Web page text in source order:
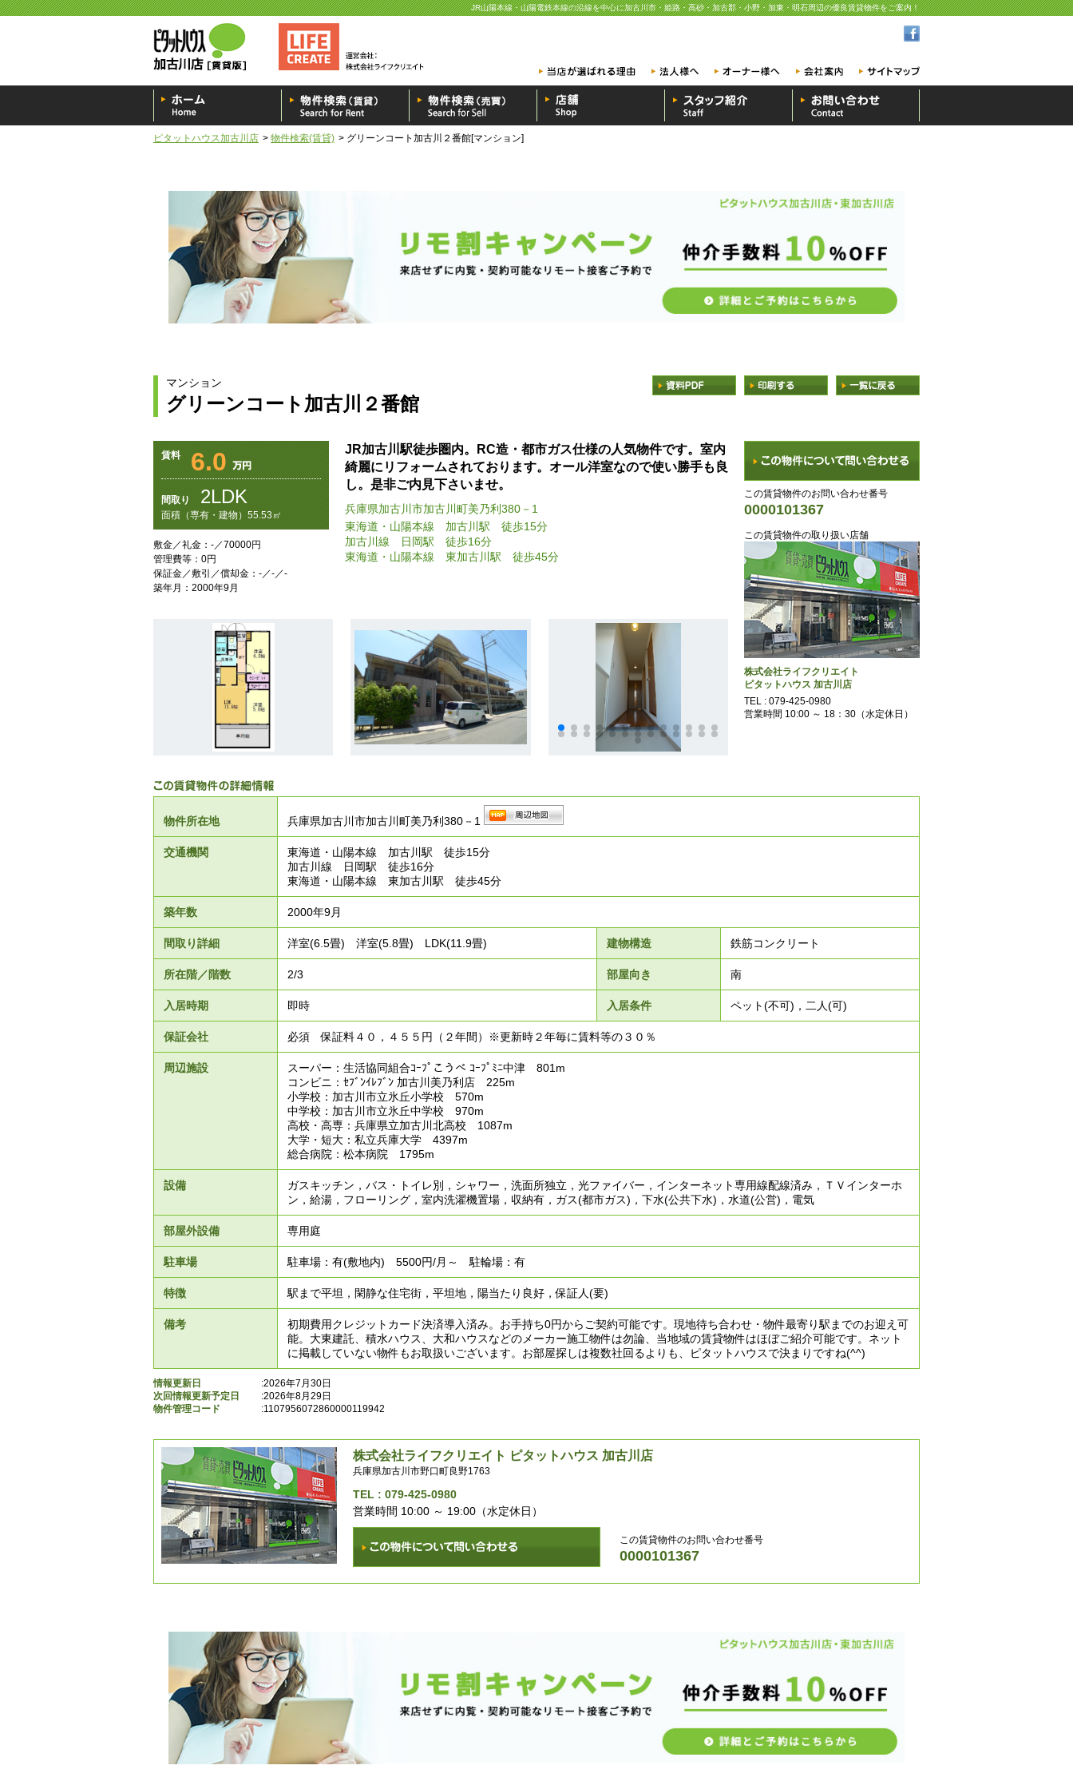
JR山陽本線・山陽電鉄本線の沿線を中心に加古川市・姫路・高砂・加古郡・小野・加東・明石周辺の優良賃貸物件をご案内！
ピタットハウス加古川店 物件検索(賃貸) グリーンコート加古川２番館[マンション]
マンション
グリーンコート加古川２番館
賃料 6.0
間取り 2LDK
面積（専有・建物）55.53㎡
敷金／礼金：-／70000円
管理費等：0円
保証金／敷引／償却金：-／-／-
築年月：2000年9月
JR加古川駅徒歩圏内。RC造・都市ガス仕様の人気物件です。室内
綺麗にリフォームされております。オール洋室なので使い勝手も良
し。是非ご内見下さいませ。
兵庫県加古川市加古川町美乃利380－1
東海道・山陽本線 加古川駅 徒歩15分
加古川線 日岡駅 徒歩16分
東海道・山陽本線 東加古川駅 徒歩45分
この賃貸物件のお問い合わせ番号
0000101367
この賃貸物件の取り扱い店舗
株式会社ライフクリエイト
ピタットハウス 加古川店
TEL : 079-425-0980
営業時間 10:00 ～ 18：30（水定休日）
物件所在地 兵庫県加古川市加古川町美乃利380－1
交通機関
東海道・山陽本線 加古川駅 徒歩15分
加古川線 日岡駅 徒歩16分
東海道・山陽本線 東加古川駅 徒歩45分
築年数 2000年9月
間取り詳細 洋室(6.5畳) 洋室(5.8畳) LDK(11.9畳) 建物構造 鉄筋コンクリート
所在階／階数 2/3 部屋向き 南
入居時期 即時 入居条件 ペット(不可)，二人(可)
保証会社 必須 保証料４０，４５５円（２年間）※更新時２年毎に賃料等の３０％
周辺施設
スーパー：生活協同組合ｺｰﾌﾟこうべ ｺｰﾌﾟﾐﾆ中津 801m
コンビニ：ｾﾌﾞﾝｲﾚﾌﾞﾝ 加古川美乃利店 225m
小学校：加古川市立氷丘小学校 570m
中学校：加古川市立氷丘中学校 970m
高校・高専：兵庫県立加古川北高校 1087m
大学・短大：私立兵庫大学 4397m
総合病院：松本病院 1795m
設備
ガスキッチン，バス・トイレ別，シャワー，洗面所独立，光ファイバー，インターネット専用線配線済み，ＴＶインターホ
ン，給湯，フローリング，室内洗濯機置場，収納有，ガス(都市ガス)，下水(公共下水)，水道(公営)，電気
部屋外設備 専用庭
駐車場 駐車場：有(敷地内) 5500円/月～ 駐輪場：有
特徴 駅まで平坦，閑静な住宅街，平坦地，陽当たり良好，保証人(要)
備考
初期費用クレジットカード決済導入済み。お手持ち0円からご契約可能です。現地待ち合わせ・物件最寄り駅までのお迎え可
能。大東建託、積水ハウス、大和ハウスなどのメーカー施工物件は勿論、当地域の賃貸物件はほぼご紹介可能です。ネット
に掲載していない物件もお取扱いございます。お部屋探しは複数社回るよりも、ピタットハウスで決まりですね(^^)
情報更新日
:2026年7月30日
次回情報更新予定日
:2026年8月29日
物件管理コード
:1107956072860000119942
株式会社ライフクリエイト ピタットハウス 加古川店
兵庫県加古川市野口町良野1763
TEL : 079-425-0980
営業時間 10:00 ～ 19:00（水定休日）
この賃貸物件のお問い合わせ番号
0000101367